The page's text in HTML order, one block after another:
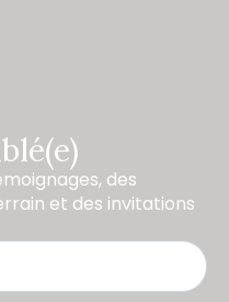
des
et des invitations